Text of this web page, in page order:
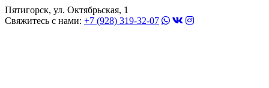
Пятигорск, ул. Октябрьская, 1
Свяжитесь с нами: +7 (928) 319-32-07